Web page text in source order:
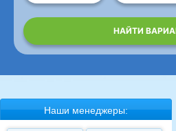
НАЙТИ
Наши менеджеры: